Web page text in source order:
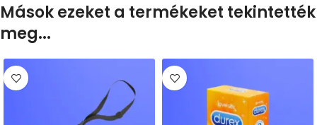
Mások ezeket a termékeket tekintették
meg...